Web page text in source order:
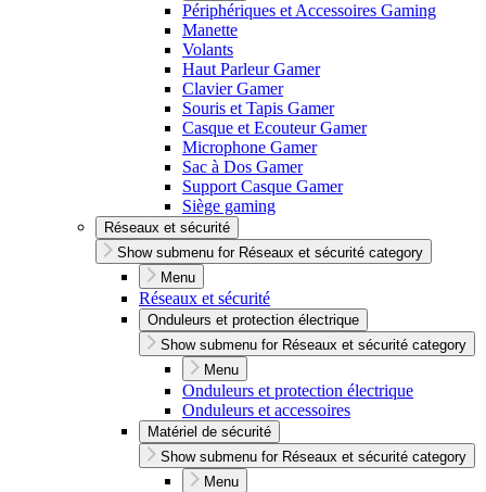
Périphériques et Accessoires Gaming
Manette
Volants
Haut Parleur Gamer
Clavier Gamer
Souris et Tapis Gamer
Casque et Ecouteur Gamer
Microphone Gamer
Sac à Dos Gamer
Support Casque Gamer
Siège gaming
Réseaux et sécurité
Show submenu for Réseaux et sécurité category
Menu
Réseaux et sécurité
Onduleurs et protection électrique
Show submenu for Réseaux et sécurité category
Menu
Onduleurs et protection électrique
Onduleurs et accessoires
Matériel de sécurité
Show submenu for Réseaux et sécurité category
Menu